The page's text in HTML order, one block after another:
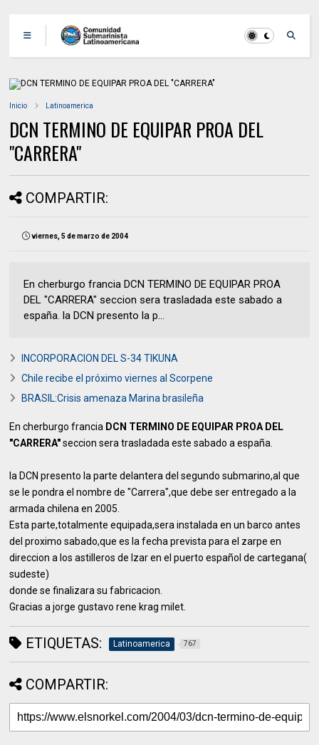
Inicio Latinoamerica
DCN TERMINO DE EQUIPAR PROA DEL
"CARRERA"
COMPARTIR:
viernes, 5 de marzo de 2004
En cherburgo francia DCN TERMINO DE EQUIPAR PROA
DEL "CARRERA" seccion sera trasladada este sabado a
españa. la DCN presento la p...
INCORPORACION DEL S-34 TIKUNA
Chile recibe el próximo viernes al Scorpene
BRASIL:Crisis amenaza Marina brasileña
En cherburgo francia DCN TERMINO DE EQUIPAR PROA DEL
"CARRERA"seccion sera trasladada este sabado a españa.
la DCN presento la parte delantera del segundo submarino,al que
se le pondra el nombre de "Carrera",que debe ser entregado a la
armada chilena en 2005.
Esta parte,totalmente equipada,sera instalada en un barco antes
del proximo sabado,que es la fecha prevista para el zarpe en
direccion a los astilleros de Izar en el puerto español de cartegana(
sudeste)
donde se finalizara su fabricacion.
Gracias a jorge gustavo rene krag milet.
ETIQUETAS: Latinoamerica 767
COMPARTIR: